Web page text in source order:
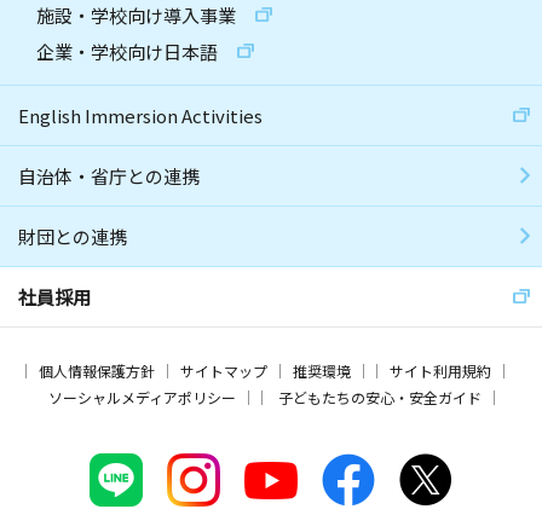
施設・学校向け導入事業
企業・学校向け日本語
English Immersion Activities
自治体・省庁との連携
財団との連携
社員採用
個人情報保護方針 サイトマップ 推奨環境
サイト利用規約
ソーシャルメディアポリシー
子どもたちの安心・安全ガイド